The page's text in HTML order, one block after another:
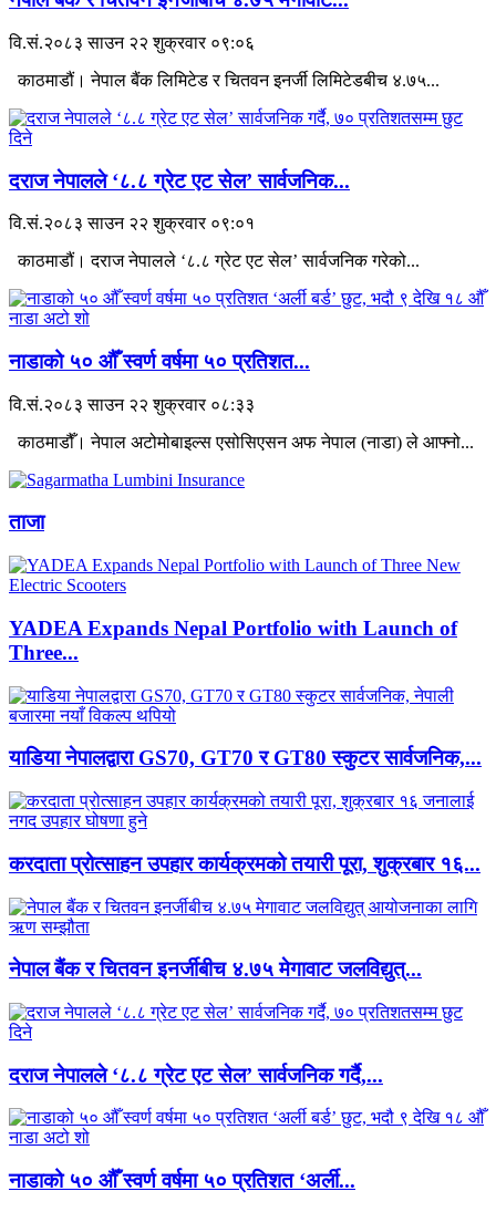
वि.सं.२०८३ साउन २२ शुक्रवार ०९:०६
काठमाडौं। नेपाल बैंक लिमिटेड र चितवन इनर्जी लिमिटेडबीच ४.७५...
दराज नेपालले ‘८.८ ग्रेट एट सेल’ सार्वजनिक...
वि.सं.२०८३ साउन २२ शुक्रवार ०९:०१
काठमाडौं। दराज नेपालले ‘८.८ ग्रेट एट सेल’ सार्वजनिक गरेको...
नाडाको ५० औँ स्वर्ण वर्षमा ५० प्रतिशत...
वि.सं.२०८३ साउन २२ शुक्रवार ०८:३३
काठमाडौँ। नेपाल अटोमोबाइल्स एसोसिएसन अफ नेपाल (नाडा) ले आफ्नो...
ताजा
YADEA Expands Nepal Portfolio with Launch of
Three...
याडिया नेपालद्वारा GS70, GT70 र GT80 स्कुटर सार्वजनिक,...
करदाता प्रोत्साहन उपहार कार्यक्रमको तयारी पूरा, शुक्रबार १६...
नेपाल बैंक र चितवन इनर्जीबीच ४.७५ मेगावाट जलविद्युत्...
दराज नेपालले ‘८.८ ग्रेट एट सेल’ सार्वजनिक गर्दै,...
नाडाको ५० औँ स्वर्ण वर्षमा ५० प्रतिशत ‘अर्ली...